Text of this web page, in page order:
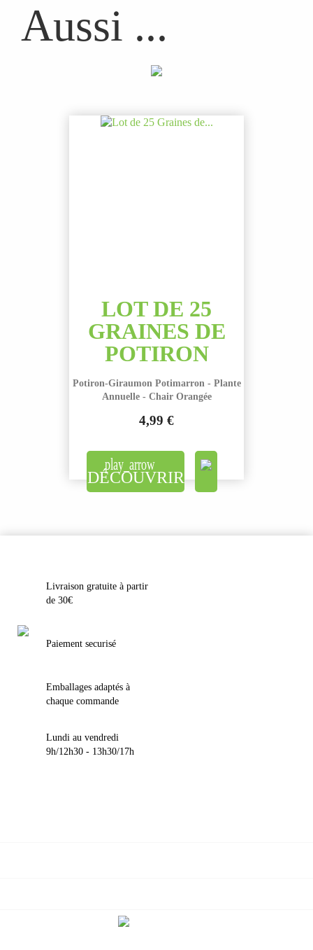
Aussi ...
LOT DE 25
GRAINES DE
POTIRON
Potiron-Giraumon Potimarron - Plante
Annuelle - Chair Orangée
Prix
4,99 €
DÉCOUVRIR
Livraison gratuite à partir
de 30€
Paiement securisé
Emballages adaptés à
chaque commande
Lundi au vendredi
9h/12h30 - 13h30/17h